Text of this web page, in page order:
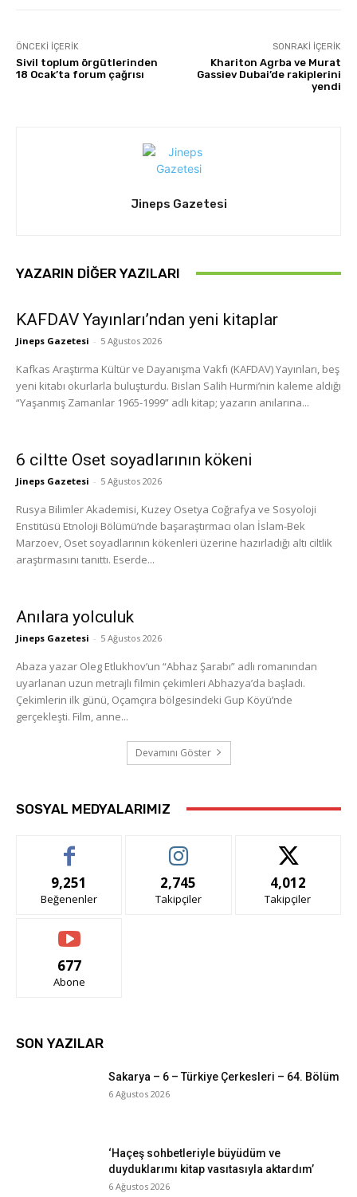
ÖNCEKI İÇERIK
Sivil toplum örgütlerinden
18 Ocak’ta forum çağrısı
SONRAKI İÇERIK
Khariton Agrba ve Murat
Gassiev Dubai’de rakiplerini
yendi
Jineps Gazetesi
YAZARIN DIĞER YAZILARI
KAFDAV Yayınları’ndan yeni kitaplar
Jineps Gazetesi - 5 Ağustos 2026
Kafkas Araştırma Kültür ve Dayanışma Vakfı (KAFDAV) Yayınları, beş
yeni kitabı okurlarla buluşturdu. Bislan Salih Hurmi’nin kaleme aldığı
“Yaşanmış Zamanlar 1965-1999” adlı kitap; yazarın anılarına...
6 ciltte Oset soyadlarının kökeni
Jineps Gazetesi - 5 Ağustos 2026
Rusya Bilimler Akademisi, Kuzey Osetya Coğrafya ve Sosyoloji
Enstitüsü Etnoloji Bölümü’nde başaraştırmacı olan İslam-Bek
Marzoev, Oset soyadlarının kökenleri üzerine hazırladığı altı ciltlik
araştırmasını tanıttı. Eserde...
Anılara yolculuk
Jineps Gazetesi - 5 Ağustos 2026
Abaza yazar Oleg Etlukhov’un “Abhaz Şarabı” adlı romanından
uyarlanan uzun metrajlı filmin çekimleri Abhazya’da başladı.
Çekimlerin ilk günü, Oçamçıra bölgesindeki Gup Köyü’nde
gerçekleşti. Film, anne...
Devamını Göster
SOSYAL MEDYALARIMIZ
9,251
Beğenenler
2,745
Takipçiler
4,012
Takipçiler
677
Abone
SON YAZILAR
Sakarya – 6 – Türkiye Çerkesleri – 64. Bölüm
6 Ağustos 2026
‘Haçeş sohbetleriyle büyüdüm ve
duyduklarımı kitap vasıtasıyla aktardım’
6 Ağustos 2026